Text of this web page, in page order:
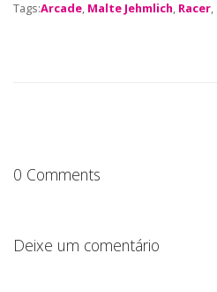
c
k
it a k a
Tags:Arcade, Malte Jehmlich, Racer,
0 Comments
Deixe um comentário